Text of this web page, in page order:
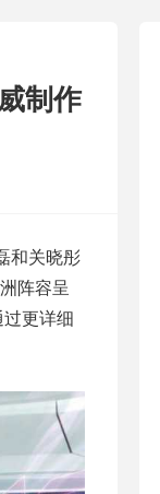
制作
和关晓彤
阵容呈
更详细